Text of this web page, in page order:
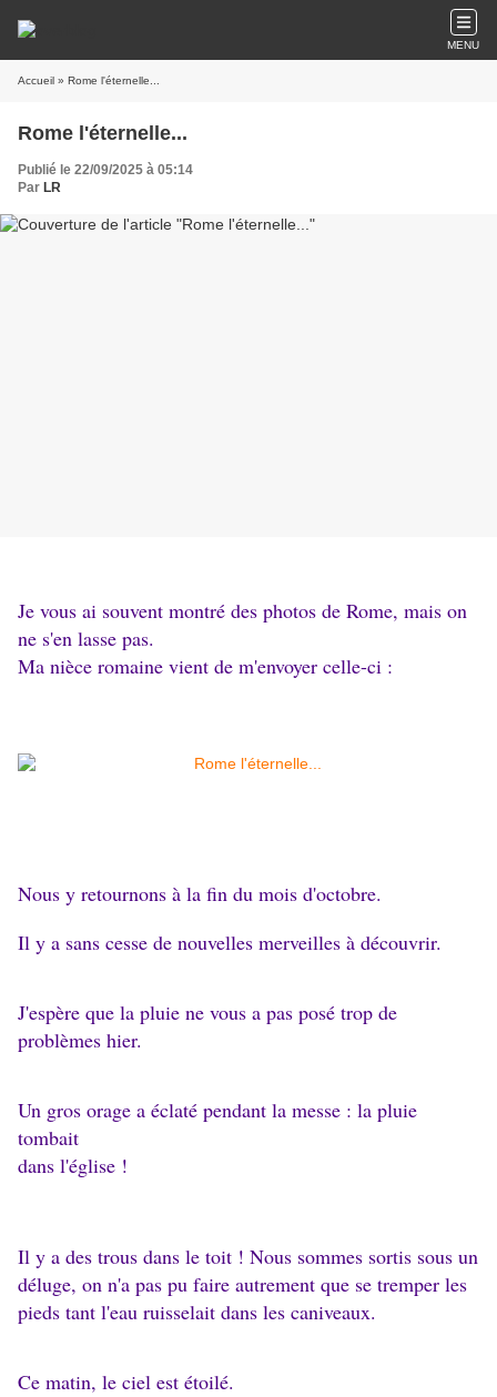
MENU
Accueil » Rome l'éternelle...
Rome l'éternelle...
Publié le 22/09/2025 à 05:14
Par LR
Je vous ai souvent montré des photos de Rome, mais on
ne s'en lasse pas.
Ma nièce romaine vient de m'envoyer celle-ci :
Nous y retournons à la fin du mois d'octobre.
Il y a sans cesse de nouvelles merveilles à découvrir.
J'espère que la pluie ne vous a pas posé trop de
problèmes hier.
Un gros orage a éclaté pendant la messe : la pluie
tombait
dans l'église !
Il y a des trous dans le toit ! Nous sommes sortis sous un
déluge, on n'a pas pu faire autrement que se tremper les
pieds tant l'eau ruisselait dans les caniveaux.
Ce matin, le ciel est étoilé.